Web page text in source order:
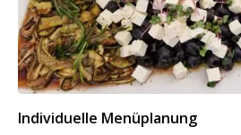
Individuelle Menüplanung